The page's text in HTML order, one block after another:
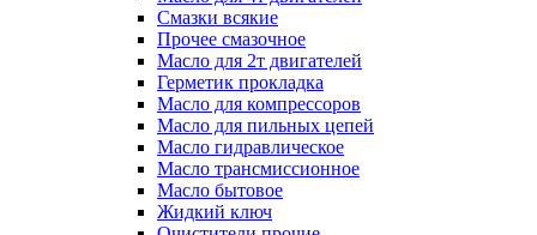
Смазки всякие
Прочее смазочное
Масло для 2т двигателей
Герметик прокладка
Масло для компрессоров
Масло для пильных цепей
Масло гидравлическое
Масло трансмиссионное
Масло бытовое
Жидкий ключ